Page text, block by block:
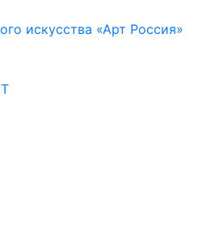
искусства «Арт Россия»